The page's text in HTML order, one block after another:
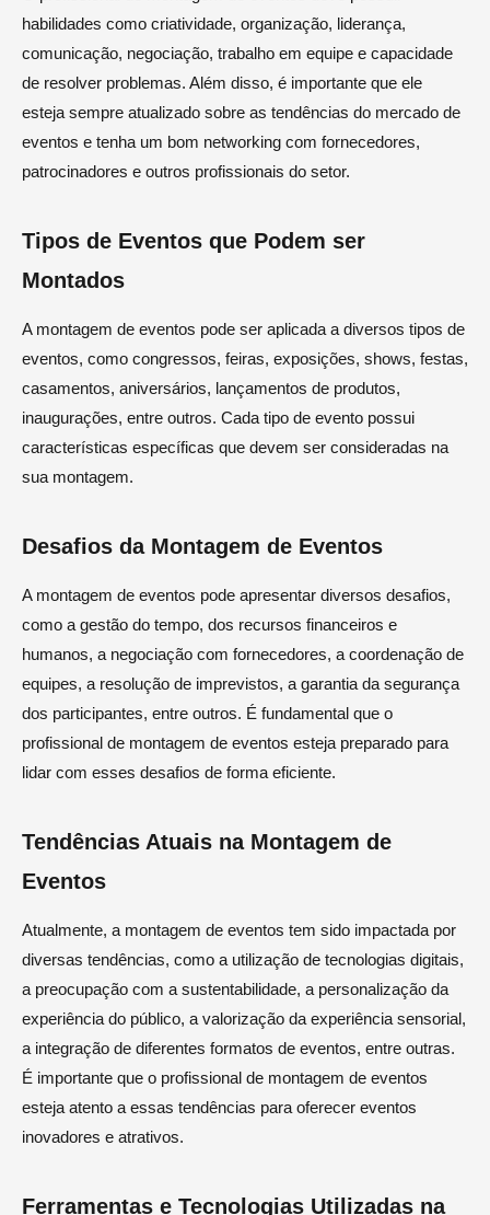
habilidades como criatividade, organização, liderança,
comunicação, negociação, trabalho em equipe e capacidade
de resolver problemas. Além disso, é importante que ele
esteja sempre atualizado sobre as tendências do mercado de
eventos e tenha um bom networking com fornecedores,
patrocinadores e outros profissionais do setor.
Tipos de Eventos que Podem ser
Montados
A montagem de eventos pode ser aplicada a diversos tipos de
eventos, como congressos, feiras, exposições, shows, festas,
casamentos, aniversários, lançamentos de produtos,
inaugurações, entre outros. Cada tipo de evento possui
características específicas que devem ser consideradas na
sua montagem.
Desafios da Montagem de Eventos
A montagem de eventos pode apresentar diversos desafios,
como a gestão do tempo, dos recursos financeiros e
humanos, a negociação com fornecedores, a coordenação de
equipes, a resolução de imprevistos, a garantia da segurança
dos participantes, entre outros. É fundamental que o
profissional de montagem de eventos esteja preparado para
lidar com esses desafios de forma eficiente.
Tendências Atuais na Montagem de
Eventos
Atualmente, a montagem de eventos tem sido impactada por
diversas tendências, como a utilização de tecnologias digitais,
a preocupação com a sustentabilidade, a personalização da
experiência do público, a valorização da experiência sensorial,
a integração de diferentes formatos de eventos, entre outras.
É importante que o profissional de montagem de eventos
esteja atento a essas tendências para oferecer eventos
inovadores e atrativos.
Ferramentas e Tecnologias Utilizadas na